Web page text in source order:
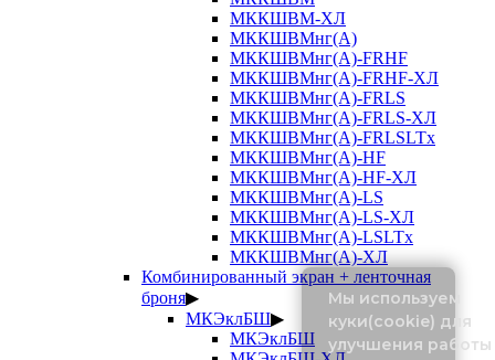
МККШВМ-ХЛ
МККШВМнг(А)
МККШВМнг(А)-FRHF
МККШВМнг(А)-FRHF-ХЛ
МККШВМнг(А)-FRLS
МККШВМнг(А)-FRLS-ХЛ
МККШВМнг(А)-FRLSLTx
МККШВМнг(А)-HF
МККШВМнг(А)-HF-ХЛ
МККШВМнг(А)-LS
МККШВМнг(А)-LS-ХЛ
МККШВМнг(А)-LSLTx
МККШВМнг(А)-ХЛ
Комбинированный экран + ленточная
броня▶
МКЭклБШ▶
МКЭклБШ
Мы используем
куки(cookie) для
улучшения работы